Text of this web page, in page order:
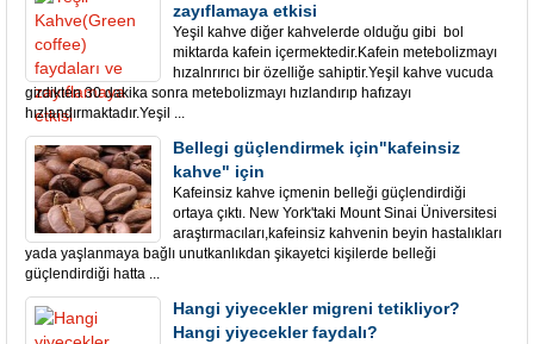
zayıflamaya etkisi
Yeşil kahve diğer kahvelerde olduğu gibi bol
miktarda kafein içermektedir.Kafein metebolizmayı
hızalnrırıcı bir özelliğe sahiptir.Yeşil kahve vucuda
girdikten 30 dakika sonra metebolizmayı hızlandırıp hafızayı
hızlandırmaktadır.Yeşil ...
Bellegi güçlendirmek için"kafeinsiz
kahve" için
Kafeinsiz kahve içmenin belleği güçlendirdiği
ortaya çıktı. New York'taki Mount Sinai Üniversitesi
araştırmacıları,kafeinsiz kahvenin beyin hastalıkları
yada yaşlanmaya bağlı unutkanlıkdan şikayetci kişilerde belleği
güçlendirdiği hatta ...
Hangi yiyecekler migreni tetikliyor?
Hangi yiyecekler faydalı?